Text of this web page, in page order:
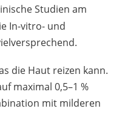
Studien am
In-vitro- und
die Haut reizen kann.
maximal 0,5–1 %
mit milderen